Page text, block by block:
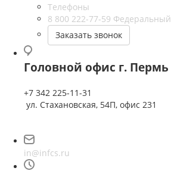
Телефоны
8 800 222-77-59 Федеральный
Заказать звонок
Головной офис г. Пермь
+7 342 225-11-31
ул. Стахановская, 54П, офис 231
in@infcs.ru